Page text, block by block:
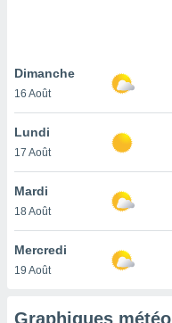
notre
que
et que
Dimanche
16 Août
Lundi
17 Août
Mardi
18 Août
Mercredi
19 Août
Graphiques météo